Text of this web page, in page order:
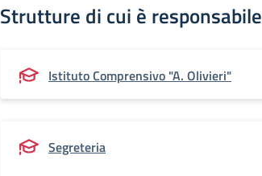
Strutture di cui è responsabile
Istituto Comprensivo "A. Olivieri"
Segreteria